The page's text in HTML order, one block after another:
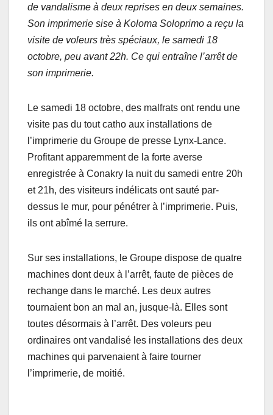
de vandalisme à deux reprises en deux semaines.
Son imprimerie sise à Koloma Soloprimo a reçu la
visite de voleurs très spéciaux, le samedi 18
octobre, peu avant 22h. Ce qui entraîne l’arrêt de
son imprimerie.
Le samedi 18 octobre, des malfrats ont rendu une
visite pas du tout catho aux installations de
l’imprimerie du Groupe de presse Lynx-Lance.
Profitant apparemment de la forte averse
enregistrée à Conakry la nuit du samedi entre 20h
et 21h, des visiteurs indélicats ont sauté par-
dessus le mur, pour pénétrer à l’imprimerie. Puis,
ils ont abîmé la serrure.
Sur ses installations, le Groupe dispose de quatre
machines dont deux à l’arrêt, faute de pièces de
rechange dans le marché. Les deux autres
tournaient bon an mal an, jusque-là. Elles sont
toutes désormais à l’arrêt. Des voleurs peu
ordinaires ont vandalisé les installations des deux
machines qui parvenaient à faire tourner
l’imprimerie, de moitié.